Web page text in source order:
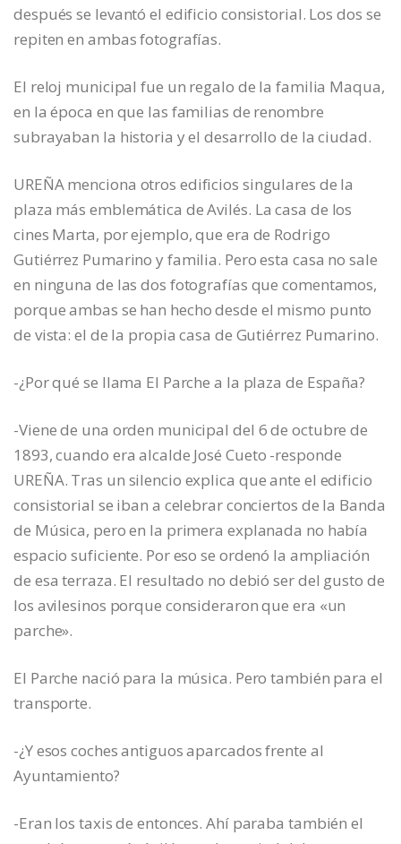
después se levantó el edificio consistorial. Los dos se
repiten en ambas fotografías.
El reloj municipal fue un regalo de la familia Maqua,
en la época en que las familias de renombre
subrayaban la historia y el desarrollo de la ciudad.
UREÑA menciona otros edificios singulares de la
plaza más emblemática de Avilés. La casa de los
cines Marta, por ejemplo, que era de Rodrigo
Gutiérrez Pumarino y familia. Pero esta casa no sale
en ninguna de las dos fotografías que comentamos,
porque ambas se han hecho desde el mismo punto
de vista: el de la propia casa de Gutiérrez Pumarino.
-¿Por qué se llama El Parche a la plaza de España?
-Viene de una orden municipal del 6 de octubre de
1893, cuando era alcalde José Cueto -responde
UREÑA. Tras un silencio explica que ante el edificio
consistorial se iban a celebrar conciertos de la Banda
de Música, pero en la primera explanada no había
espacio suficiente. Por eso se ordenó la ampliación
de esa terraza. El resultado no debió ser del gusto de
los avilesinos porque consideraron que era «un
parche».
El Parche nació para la música. Pero también para el
transporte.
-¿Y esos coches antiguos aparcados frente al
Ayuntamiento?
-Eran los taxis de entonces. Ahí paraba también el